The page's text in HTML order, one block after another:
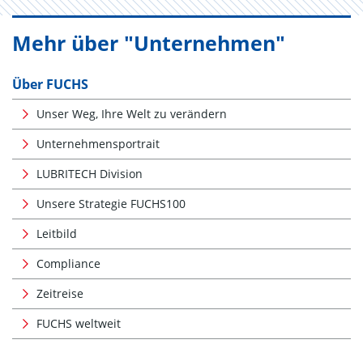
Mehr über "Unternehmen"
Über FUCHS
Unser Weg, Ihre Welt zu verändern
Unternehmensportrait
LUBRITECH Division
Unsere Strategie FUCHS100
Leitbild
Compliance
Zeitreise
FUCHS weltweit